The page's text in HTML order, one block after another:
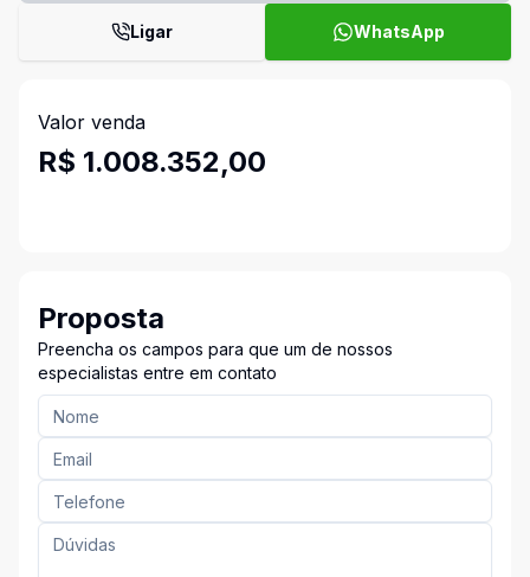
Ligar WhatsApp
Valor venda
R$ 1.008.352,00
Proposta
Preencha os campos para que um de nossos
especialistas entre em contato